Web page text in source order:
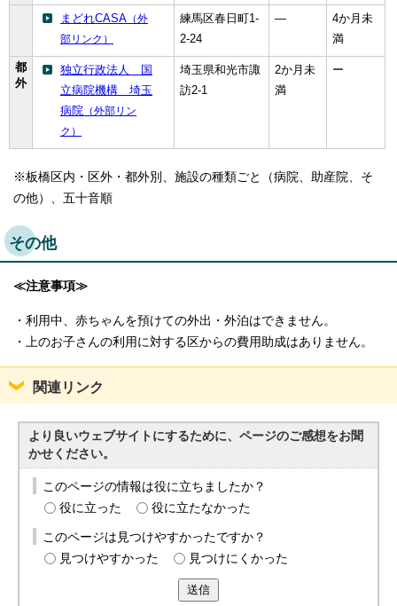
まどれCASA （外
部リンク）
練馬区春日町1-
2-24
―
4か月未
満
都
外
独立行政法人 国
立病院機構 埼玉
病院 （外部リン
ク）
埼玉県和光市諏
訪2-1
2か月未
満
ー
※板橋区内・区外・都外別、施設の種類ごと（病院、助産院、そ
の他）、五十音順
その他
≪注意事項≫
・利用中、赤ちゃんを預けての外出・外泊はできません。
・上のお子さんの利用に対する区からの費用助成はありません。
関連リンク
より良いウェブサイトにするために、ページのご感想をお聞
かせください。
このページの情報は役に立ちましたか？
役に立った
役に立たなかった
このページは見つけやすかったですか？
見つけやすかった
見つけにくかった
送信